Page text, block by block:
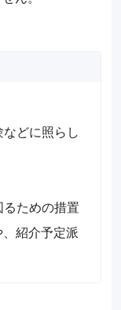
どに照らし
ための措置
、紹介予定派